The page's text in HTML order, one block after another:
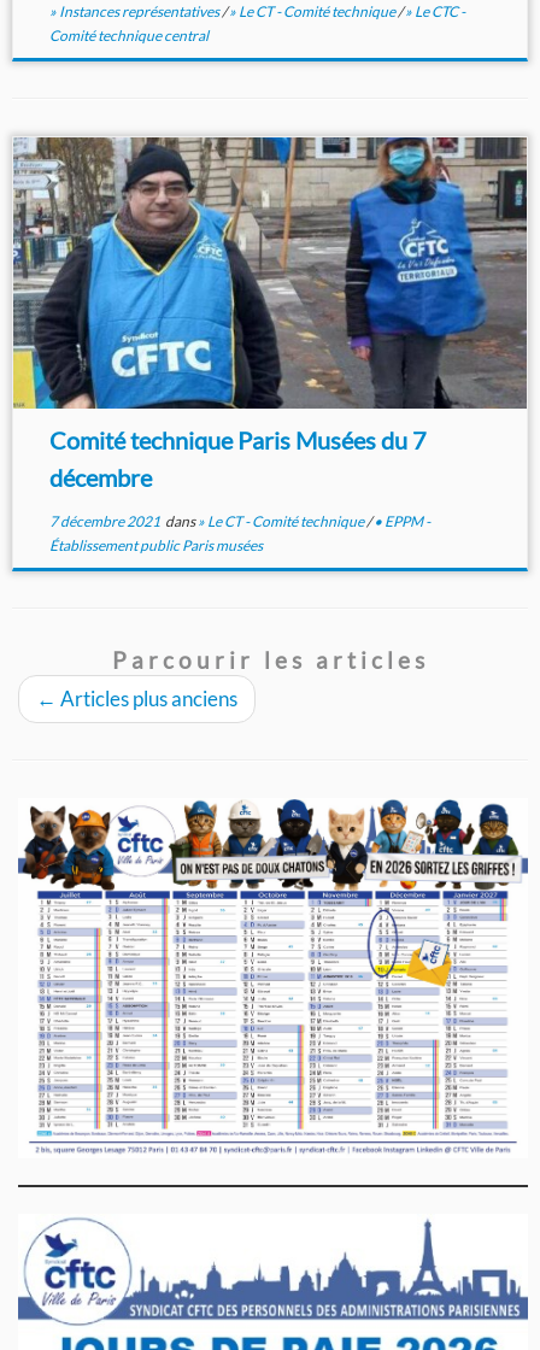
» Instances représentatives/» Le CT - Comité technique/» Le CTC -
Comité technique central
Comité technique Paris Musées du 7
décembre
7 décembre 2021dans» Le CT - Comité technique/• EPPM -
Établissement public Paris musées
Parcourir les articles
← Articles plus anciens